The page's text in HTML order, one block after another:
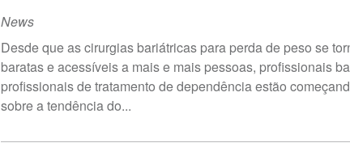
News
Desde que as cirurgias bariátricas para perda de peso se
baratas e acessíveis a mais e mais pessoas, profissionais
profissionais de tratamento de dependência estão
sobre a tendência do...